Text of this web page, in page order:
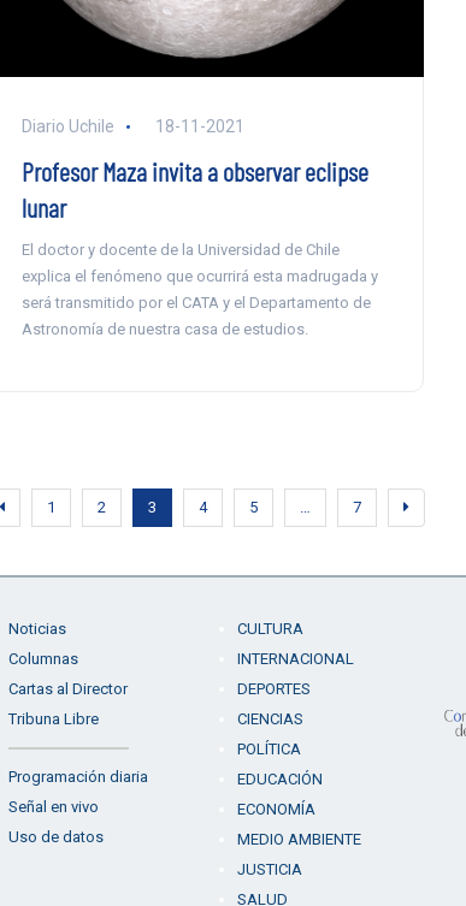
Diario Uchile 18-11-2021
Profesor Maza invita a observar eclipse
lunar
El doctor y docente de la Universidad de Chile
explica el fenómeno que ocurrirá esta madrugada y
será transmitido por el CATA y el Departamento de
Astronomía de nuestra casa de estudios.
1 2 3 4 5 7
Noticias
Columnas
Cartas al Director
Tribuna Libre
Programación diaria
Señal en vivo
Uso de datos
CULTURA
INTERNACIONAL
DEPORTES
CIENCIAS
POLÍTICA
EDUCACIÓN
ECONOMÍA
MEDIO AMBIENTE
JUSTICIA
SALUD